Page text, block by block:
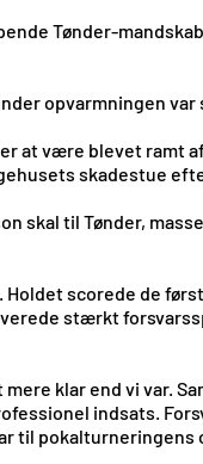
Tønder-
opvarmningen
at være blevet
skadestue
skal til Tønder,
scorede de
stærkt
klar end vi var.
indsats.
til pokalturneringens